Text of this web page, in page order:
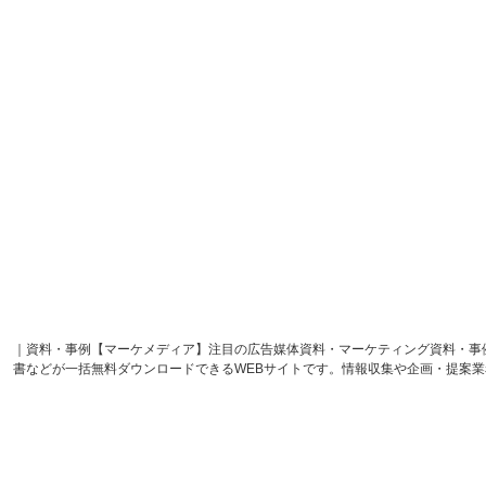
｜資料・事例【マーケメディア】注目の広告媒体資料・マーケティング資料・
書などが一括無料ダウンロードできるWEBサイトです。情報収集や企画・提案